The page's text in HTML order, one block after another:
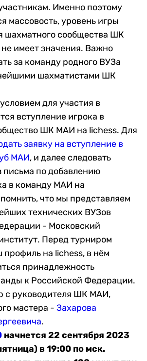
Именно поэтому
массовость, уровень игры
шахматного сообщества ШК
имеет значения. Важно
за команду родного ВУЗа
шахматистами ШК
для участия в
вступление игрока в
ШК МАИ на lichess. Для
заявку на вступление в
МАИ, и далее следовать
письма по добавлению
в команду МАИ на
что мы представляем
технических ВУЗов
- Московский
Перед турниром
профиль на lichess, в нём
принадлежность
к Российской Федерации.
с руководителя ШК МАИ,
мастера - Захарова
.
начнется 22 сентября 2023
в 19:00 по мск.